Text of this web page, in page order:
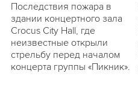
Последствия пожара в
здании концертного зала
Crocus City Hall, где
неизвестные открыли
стрельбу перед началом
концерта группы «Пикник».